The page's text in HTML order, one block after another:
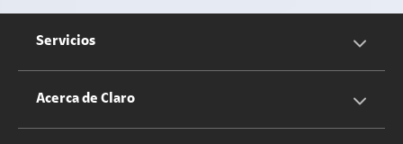
Servicios
Servicios Móviles
Acerca de Claro